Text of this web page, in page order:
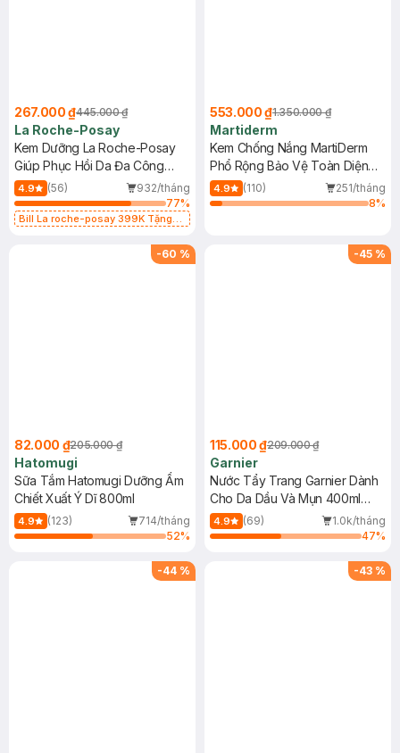
267.000 ₫445.000 ₫
La Roche-Posay
Kem Dưỡng La Roche-Posay
Giúp Phục Hồi Da Đa Công
Dụng 40ml
4.9 (56)
932/tháng
77%
Bill La roche-posay 399K Tặng
553.000 ₫1.350.000 ₫
Martiderm
Kem Chống Nắng MartiDerm
Phổ Rộng Bảo Vệ Toàn Diện
40ml
4.9 (110)
251/tháng
8%
-60 %
82.000 ₫205.000 ₫
Hatomugi
Sữa Tắm Hatomugi Dưỡng Ẩm
Chiết Xuất Ý Dĩ 800ml
4.9 (123)
714/tháng
52%
-45 %
115.000 ₫209.000 ₫
Garnier
Nước Tẩy Trang Garnier Dành
Cho Da Dầu Và Mụn 400ml
(Mới)
4.9 (69)
1.0k/tháng
47%
-44 % -43 %